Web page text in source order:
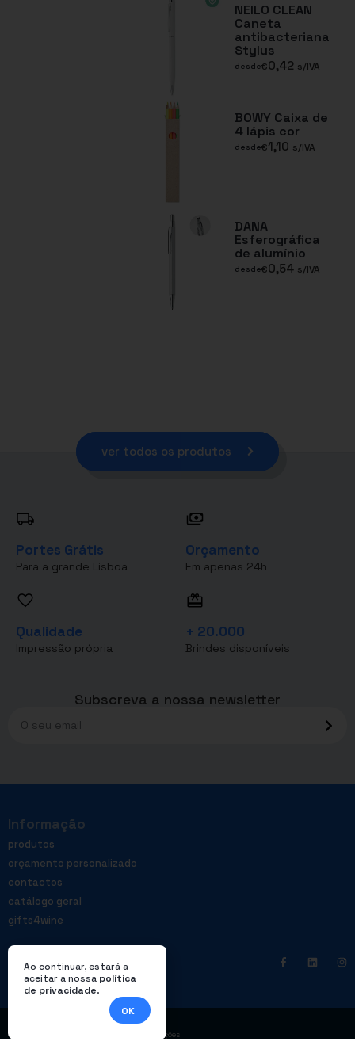
NEILO CLEAN
Caneta
antibacteriana
Stylus
desde€0,42 s/IVA
BOWY Caixa de
4 lápis cor
desde€1,10 s/IVA
DANA
Esferográfica
de alumínio
desde€0,54 s/IVA
ver todos os produtos
Portes Grátis
Para a grande Lisboa
Orçamento
Em apenas 24h
Qualidade
Impressão própria
+ 20.000
Brindes disponíveis
Subscreva a nossa newsletter
Informação
produtos
orçamento personalizado
contactos
catálogo geral
gifts4wine
Livro de reclamações
Ao continuar, estará a
aceitar a nossa política
de privacidade.
OK